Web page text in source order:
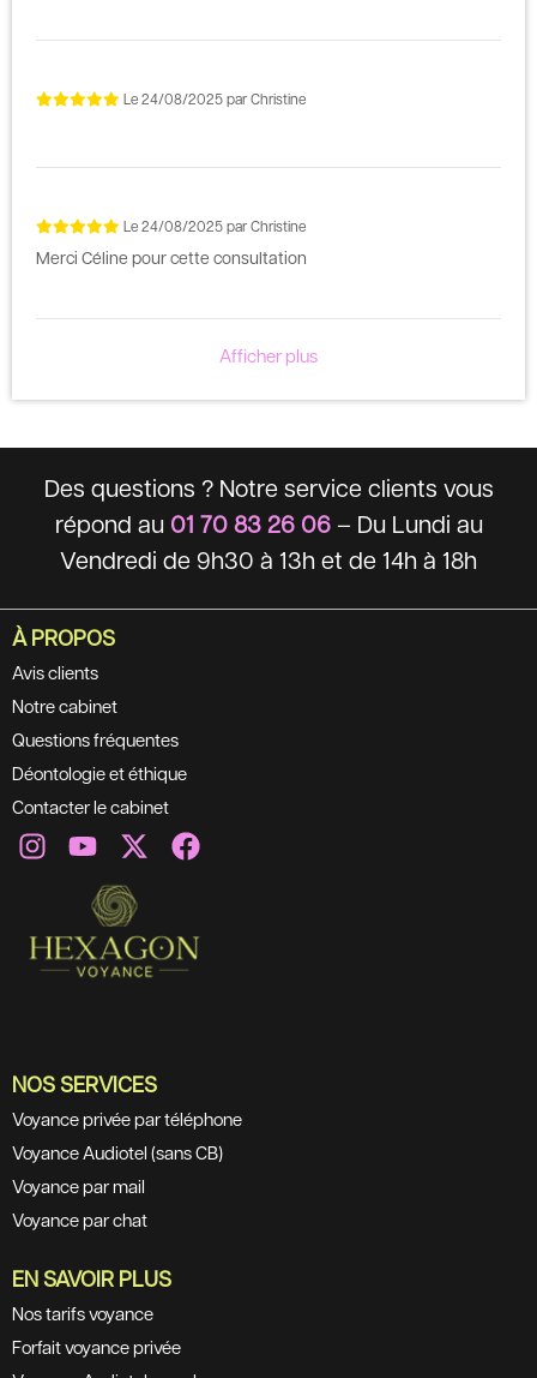
Le 24/08/2025 par Christine
Le 24/08/2025 par Christine
Merci Céline pour cette consultation
Afficher plus
Des questions ? Notre service clients vous
répond au 01 70 83 26 06– Du Lundi au
Vendredi de 9h30 à 13h et de 14h à 18h
À PROPOS
Avis clients
Notre cabinet
Questions fréquentes
Déontologie et éthique
Contacter le cabinet
NOS SERVICES
Voyance privée par téléphone
Voyance Audiotel (sans CB)
Voyance par mail
Voyance par chat
EN SAVOIR PLUS
Nos tarifs voyance
Forfait voyance privée